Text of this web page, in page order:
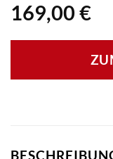
169,00 €